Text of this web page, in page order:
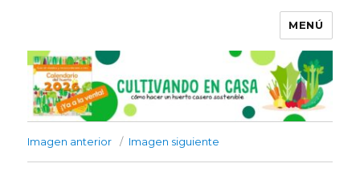
MENÚ
Imagen anterior Imagen siguiente